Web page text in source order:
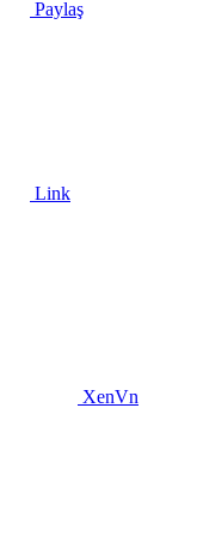
Paylaş
Link
XenVn